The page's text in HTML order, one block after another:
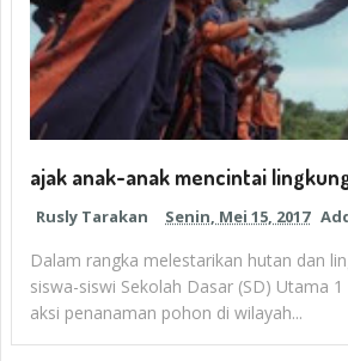
ajak anak-anak mencintai
Rusly Tarakan Senin, Mei 15, 2017
Dalam rangka melestarikan hutan dan
siswa-siswi Sekolah Dasar (SD) Utama
aksi penanaman pohon di wilayah...